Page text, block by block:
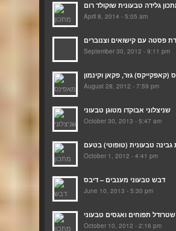
April 8, 2014 - 5:05 am
September 30, 2012 - 9:11 pm
August 28, 2012 - 7:59 pm
שניצלוני אבוקדו מטוגן טבעוני
October 30, 2013 - 5:47 am
October 1, 2012 - 4:41 pm
דבש טבעוני מענבים – דיבס
June 10, 2013 - 5:30 pm
שטרודל תפוחים ואגסים טבעוני
October 10, 2012 - 2:16 pm